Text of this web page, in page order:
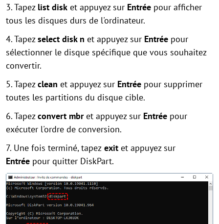
3. Tapez list disk et appuyez sur Entrée pour afficher
tous les disques durs de l'ordinateur.
4. Tapezselect disk n et appuyez sur Entrée pour
sélectionner le disque spécifique que vous souhaitez
convertir.
5. Tapezclean et appuyez sur Entrée pour supprimer
toutes les partitions du disque cible.
6. Tapezconvert mbret appuyez sur Entrée pour
exécuter l'ordre de conversion.
7. Une fois terminé, tapez exit et appuyez sur
Entrée pour quitter DiskPart.